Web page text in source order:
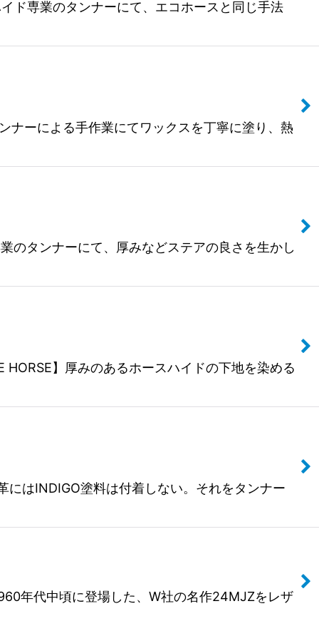
ド専業のタンナーにて、エコホースと同じ手法
ナーによる手作業にてワックスを丁寧に塗り、熱
のタンナーにて、厚みなどステアの良さを生かし
HORSE】厚みのあるホースハイドの下地を染める
にはINDIGO塗料は付着しない。それをタンナー
年代中頃に登場した、W社の名作24MJZをレザ